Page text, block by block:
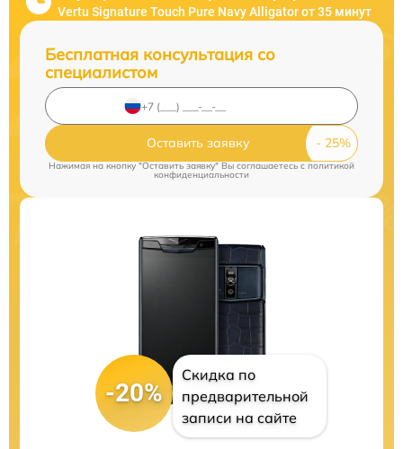
Vertu Signature Touch Pure Navy Alligator от 35 минут
Бесплатная консультация со
специалистом
Оставить заявку
Нажимая на кнопку "Оставить заявку" Вы соглашаетесь cполитикой
конфиденциальности
-20%
Скидка по
предварительной
записи на сайте